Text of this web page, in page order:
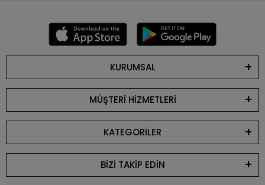
KURUMSAL
MÜŞTERİ HİZMETLERİ
KATEGORİLER
BİZİ TAKİP EDİN